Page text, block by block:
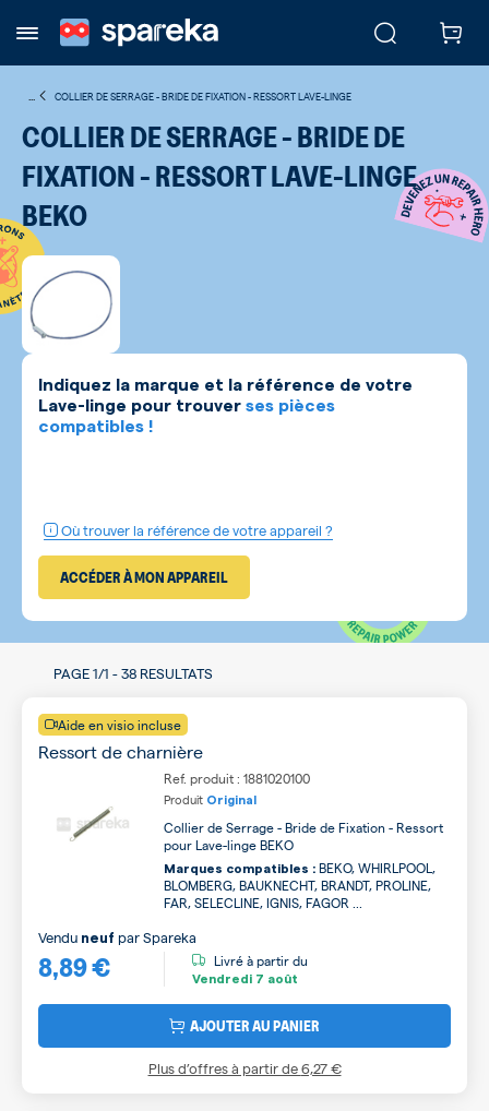
COLLIER DE SERRAGE - BRIDE DE FIXATION - RESSORT LAVE-LINGE
COLLIER DE SERRAGE - BRIDE DE
FIXATION - RESSORT LAVE-LINGE
BEKO
Indiquez la marque et la référence de votre
Lave-linge pour trouver ses pièces
compatibles !
Où trouver la référence de votre appareil ?
ACCÉDER À MON APPAREIL
PAGE1/1 -38 RESULTATS
Aide en visio incluse
Ressort de charnière
Ref. produit : 1881020100
Produit Original
Collier de Serrage - Bride de Fixation - Ressort
pour Lave-linge BEKO
Marques compatibles : BEKO, WHIRLPOOL,
BLOMBERG, BAUKNECHT, BRANDT, PROLINE,
FAR, SELECLINE, IGNIS, FAGOR ...
8,89 €
Vendu neuf parSpareka
Livré à partir du
Vendredi 7 août
AJOUTER AU PANIER
Plus d’offres à partir de6,27 €